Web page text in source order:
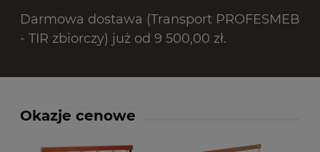
Darmowa dostawa (Transport PROFESMEB
- TIR zbiorczy) już od 9 500,00 zł.
Okazje cenowe